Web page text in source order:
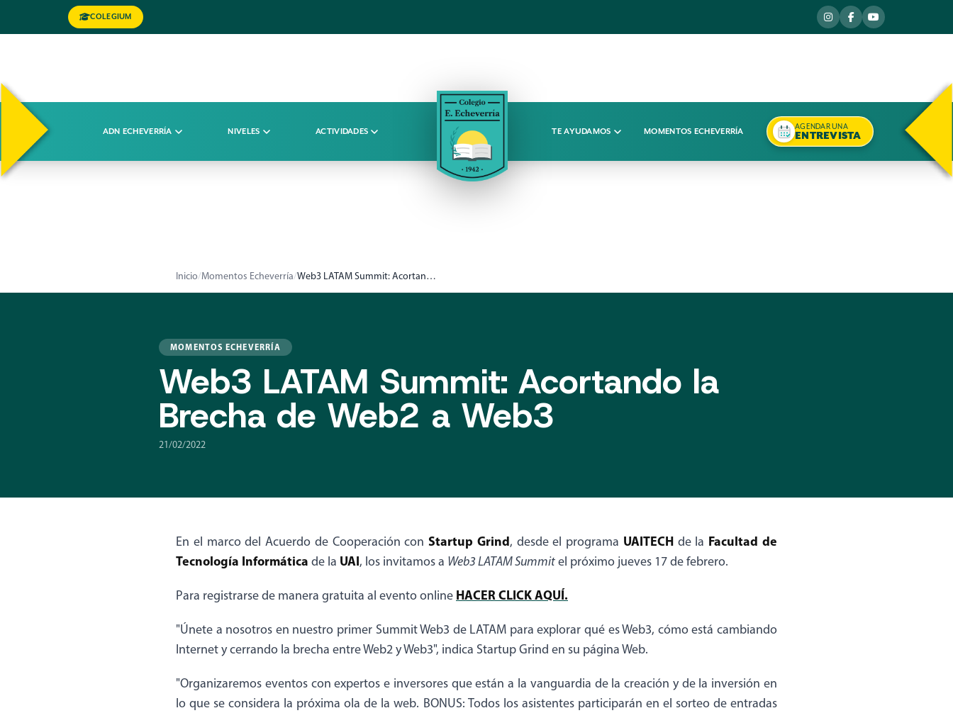
COLEGIUM
ADN ECHEVERRÍA NIVELES ACTIVIDADES TE AYUDAMOS MOMENTOS ECHEVERRÍA AGENDAR UNA
ENTREVISTA
Inicio/Momentos Echeverría/ Web3 LATAM Summit: Acortando la Brecha de Web2 a Web3
MOMENTOS ECHEVERRÍA
Web3 LATAM Summit: Acortando la
Brecha de Web2 a Web3
21/02/2022
En el marco del Acuerdo de Cooperación conStartup Grind, desde el programa UAITECHde la Facultad de
Tecnología Informática de la UAI, los invitamos a Web3 LATAM Summitel próximo jueves 17 de febrero.
Para registrarse de manera gratuita al evento online HACER CLICK AQUÍ.
"Únete a nosotros en nuestro primer Summit Web3 de LATAM para explorar qué es Web3, cómo está cambiando
Internet y cerrando la brecha entre Web2 y Web3", indica Startup Grind en su página Web.
"Organizaremos eventos con expertos e inversores que están a la vanguardia de la creación y de la inversión en
lo que se considera la próxima ola de la web. BONUS: Todos los asistentes participarán en el sorteo de entradas